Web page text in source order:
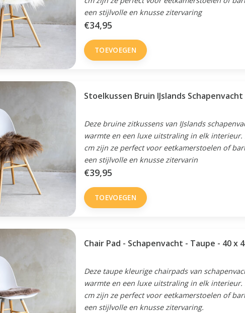
een stijlvolle en knusse zitervaring
€34,95
TOEVOEGEN
Stoelkussen Bruin IJslands Schapenvacht
Deze bruine zitkussens van IJslands
warmte en een luxe uitstraling in elk interieur.
cm zijn ze perfect voor eetkamerstoelen of
een stijlvolle en knusse zitervarin
€39,95
TOEVOEGEN
Chair Pad - Schapenvacht - Taupe - 40 x
Deze taupe kleurige chairpads van
warmte en een luxe uitstraling in elk interieur.
cm zijn ze perfect voor eetkamerstoelen of
een stijlvolle en knusse zitervaring.